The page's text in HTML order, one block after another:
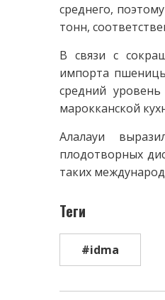
среднего,
тонн,
В связи с
импорта
средний
марокканской
Алалауи
плодотворных
таких
Теги
#idma